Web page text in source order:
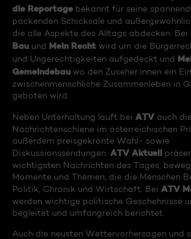
die Reportage bekannt für seine
packenden Schicksale und
die alle Aspekte des Alltags abdecken. Bei
Bau und Mein Recht wird um die
und Ungerechtigkeiten aufgedeckt und
Gemeindebau wo den Zuseher:innen ein
zwischenmenschliche Zusammenleben in
geboten wird.
Neben Unterhaltung läuft bei ATV auch
Nachrichtenschiene im österreichischen
außerdem preisgekrönte Wahl- sowie
Diskussionssendungen. ATV Aktuell
wichtigsten Nachrichten des Tages,
Momente und Themen, die die Menschen
Politik, Chronik und Wirtschaft. Bei ATV
werden wichtige politische Geschehnisse
begleitet und umfangreich berichtet.
Auch die neusten Wettervorhersagen und